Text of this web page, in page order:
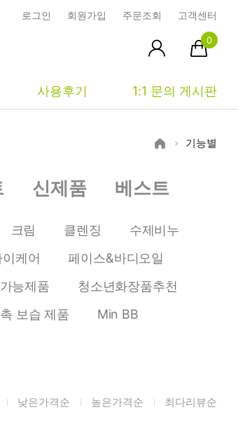
로그인 회원가입 주문조회 고객센터
0
사용후기 1:1 문의 게시판
시사모
상품문의
시드물통신
전 어떻게 써요?
공지사항
포토사용 후기
장바구니
최근본상품
위시리스트
기능별
신제품 베스트
크림 클렌징
수제비누
케어
페이스&바디오일
능제품
청소년화장품추천
보습 제품 Min BB
낮은가격순 높은가격순 최다리뷰순